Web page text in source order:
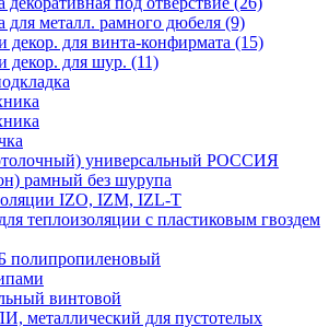
для металл. рамного дюбеля (9)
декор. для винта-конфирмата (15)
декор. для шур. (11)
универсальный РОССИЯ
рамный без шурупа
IZO, IZM, IZL-T
теплоизоляции с пластиковым гвоздем
полипропиленовый
винтовой
металлический для пустотелых